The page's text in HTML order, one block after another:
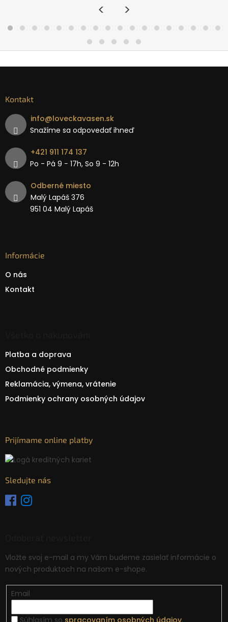
< >
Kontakt
info@loveckavasen.sk
Snažíme sa odpovedať ihneď
+421 911 174 137
Po - Pá 9 − 17h, So 9 - 12h
Odberné miesto
Malý Lapáš 376
951 04 Malý Lapáš
Informácie
O nás
Kontakt
Platba a doprava
Obchodné podmienky
Reklamácia, výmena, vrátenie
Podmienky ochrany osobných údajov
Prijímame online platby
Sledujte nás
Vložte svoj e-mail a my Vám budeme zasielať informácie o
nových produktoch na našom e-shope.
Email
Súhlasím so spracovaním osobných údajov.